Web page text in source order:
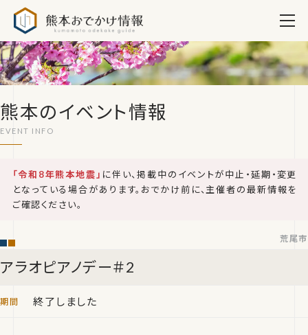
熊本のイベント情報
「令和8年熊本地震」 に伴い、掲載中のイベントが中止・延期・変更
となっている場合があります。おでかけ前に、主催者の最新情報を
ご確認ください。
アラオピアノデー＃2
荒尾市
終了しました